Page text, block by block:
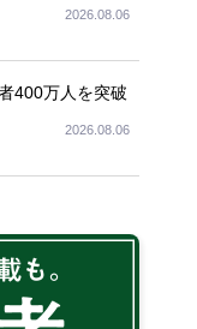
2026.08.06
400万人を突破
2026.08.06